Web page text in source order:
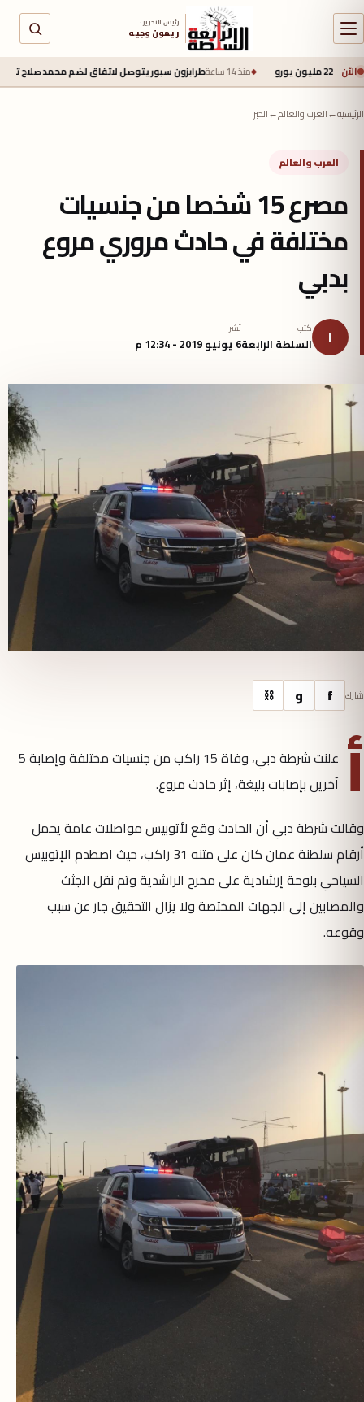
رئيس التحرير :
ريمون وجيه
الآن منذ 14 ساعة طرابزون سبور يتوصل لاتفاق لضم محمد صلاح تمهيدًا للإعلان
الرئيسية←العرب والعالم←الخبر
العرب والعالم
مصرع 15 شخصا من جنسيات
مختلفة في حادث مروري مروع
بدبي
ا كتب
السلطة الرابعة
نُشر
6 يونيو 2019 - 12:34 م
شارك f و ⛓
أ
علنت شرطة دبي، ‏وفاة 15 راكب من جنسيات مختلفة وإصابة 5
آخرين بإصابات بليغة، إثر حادث مروع.
وقالت شرطة دبي أن الحادث وقع لأتوبيس مواصلات عامة يحمل
أرقام سلطنة عمان كان على متنه 31 راكب، حيث اصطدم الإتوبيس
السياحي بلوحة إرشادية على مخرج الراشدية وتم نقل الجثث
والمصابين إلى الجهات المختصة ولا يزال التحقيق جار عن سبب
وقوعه.